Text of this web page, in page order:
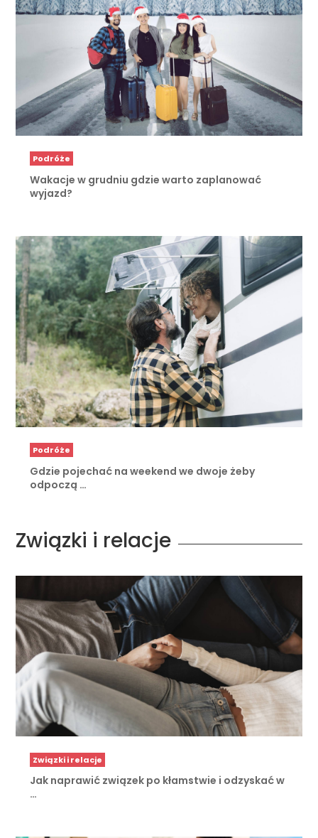
Podróże
Wakacje w grudniu gdzie warto zaplanować
wyjazd?
Podróże
Gdzie pojechać na weekend we dwoje żeby
odpoczą …
Związki i relacje
Związki i relacje
Jak naprawić związek po kłamstwie i odzyskać w
…